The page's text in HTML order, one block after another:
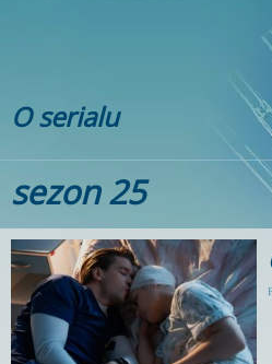
O serialu
sezon 25